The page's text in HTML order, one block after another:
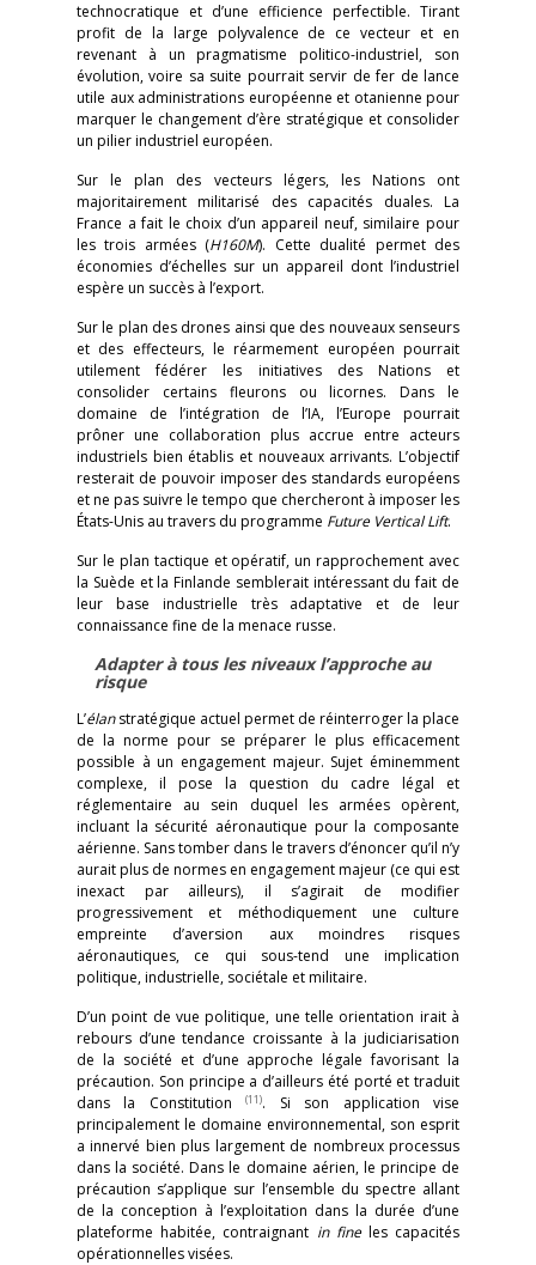
technocratique et d’une efficience perfectible. Tirant
profit de la large polyvalence de ce vecteur et en
revenant à un pragmatisme politico-industriel, son
évolution, voire sa suite pourrait servir de fer de lance
utile aux administrations européenne et otanienne pour
marquer le changement d’ère stratégique et consolider
un pilier industriel européen.
Sur le plan des vecteurs légers, les Nations ont
majoritairement militarisé des capacités duales. La
France a fait le choix d’un appareil neuf, similaire pour
les trois armées (H160M). Cette dualité permet des
économies d’échelles sur un appareil dont l’industriel
espère un succès à l’export.
Sur le plan des drones ainsi que des nouveaux senseurs
et des effecteurs, le réarmement européen pourrait
utilement fédérer les initiatives des Nations et
consolider certains fleurons ou licornes. Dans le
domaine de l’intégration de l’IA, l’Europe pourrait
prôner une collaboration plus accrue entre acteurs
industriels bien établis et nouveaux arrivants. L’objectif
resterait de pouvoir imposer des standards européens
et ne pas suivre le tempo que chercheront à imposer les
États-Unis au travers du programme Future Vertical Lift.
Sur le plan tactique et opératif, un rapprochement avec
la Suède et la Finlande semblerait intéressant du fait de
leur base industrielle très adaptative et de leur
connaissance fine de la menace russe.
Adapter à tous les niveaux l’approche au
risque
L’élanstratégique actuel permet de réinterroger la place
de la norme pour se préparer le plus efficacement
possible à un engagement majeur. Sujet éminemment
complexe, il pose la question du cadre légal et
réglementaire au sein duquel les armées opèrent,
incluant la sécurité aéronautique pour la composante
aérienne. Sans tomber dans le travers d’énoncer qu’il n’y
aurait plus de normes en engagement majeur (ce qui est
inexact par ailleurs), il s’agirait de modifier
progressivement et méthodiquement une culture
empreinte d’aversion aux moindres risques
aéronautiques, ce qui sous-tend une implication
politique, industrielle, sociétale et militaire.
D’un point de vue politique, une telle orientation irait à
rebours d’une tendance croissante à la judiciarisation
de la société et d’une approche légale favorisant la
précaution. Son principe a d’ailleurs été porté et traduit
dans la Constitution(11). Si son application vise
principalement le domaine environnemental, son esprit
a innervé bien plus largement de nombreux processus
dans la société. Dans le domaine aérien, le principe de
précaution s’applique sur l’ensemble du spectre allant
de la conception à l’exploitation dans la durée d’une
plateforme habitée, contraignant in fineles capacités
opérationnelles visées.